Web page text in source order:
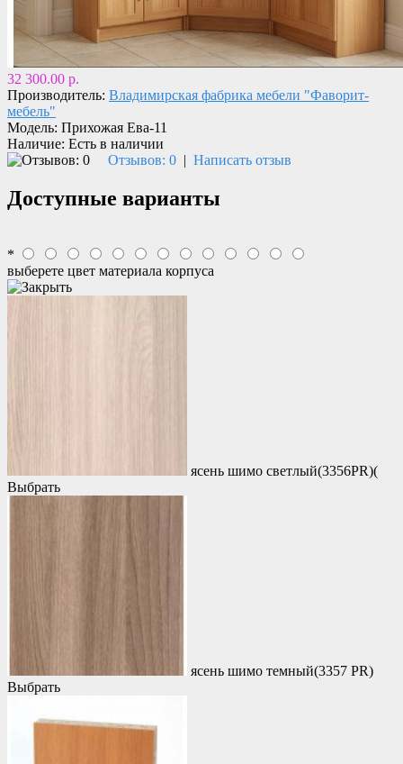
32 300.00 р.
Производитель: Владимирская фабрика мебели "Фаворит-
мебель"
Модель: Прихожая Ева-11
Наличие: Есть в наличии
Отзывов: 0 | Написать отзыв
Доступные варианты
*
выберете цвет материала корпуса
ясень шимо светлый(3356PR)(
Выбрать
ясень шимо темный(3357 PR)
Выбрать